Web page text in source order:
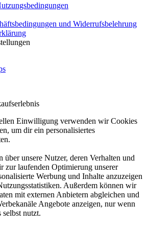
und Widerrufsbelehrung
Einwilligung verwenden wir Cookies
um dir ein personalisiertes
über unsere Nutzer, deren Verhalten und
zur laufenden Optimierung unserer
Werbung und Inhalte anzuzeigen
Außerdem können wir
mit externen Anbietern abgleichen und
Angebote anzeigen, nur wenn
selbst nutzt.